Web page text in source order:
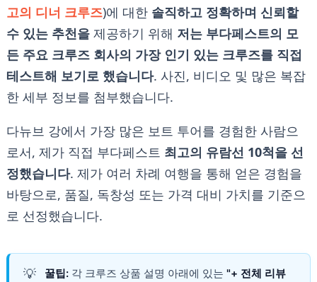
고의 디너 크루즈)에 대한 솔직하고 정확하며 신뢰할
수 있는 추천을제공하기 위해 저는 부다페스트의 모
든 주요 크루즈 회사의 가장 인기 있는 크루즈를 직접
테스트해 보기로 했습니다. 사진, 비디오 및 많은 복잡
한 세부 정보를 첨부했습니다.
다뉴브 강에서 가장 많은 보트 투어를 경험한 사람으
로서, 제가 직접 부다페스트 최고의 유람선 10척을 선
정했습니다. 제가 여러 차례 여행을 통해 얻은 경험을
바탕으로, 품질, 독창성 또는 가격 대비 가치를 기준으
로 선정했습니다.
💡 꿀팁:각 크루즈 상품 설명 아래에 있는 "+ 전체 리뷰